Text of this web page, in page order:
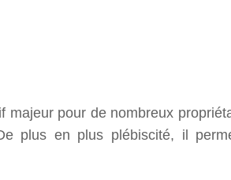
pour de nombreux
plus en plus plébiscité, il